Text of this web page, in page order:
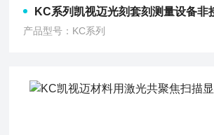
KC系列凯视迈光刻套刻测量设备非
产品型号：KC系列